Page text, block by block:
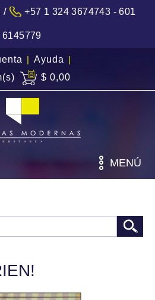
/ +57 1 324 3674743 - 601
6145779
| Ayuda |
$ 0,00
MENÚ